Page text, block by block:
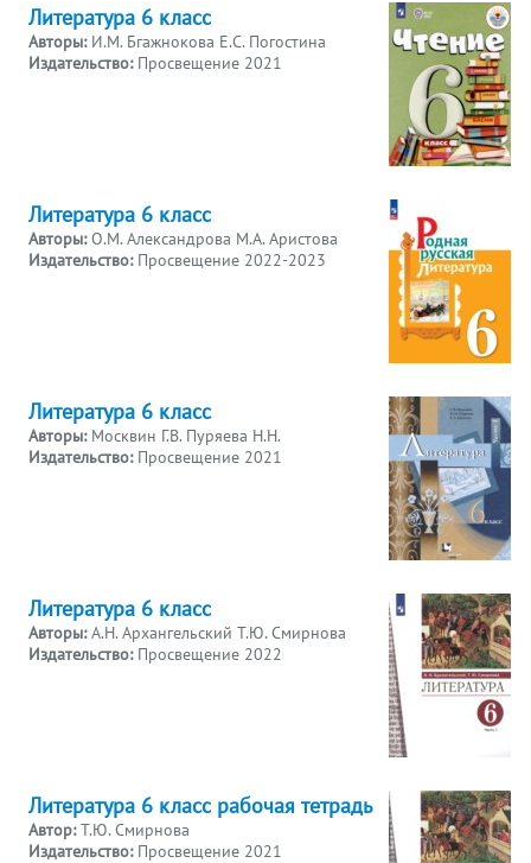
Литература 6 класс
Авторы: И.М. Бгажнокова Е.С. Погостина
Издательство: Просвещение 2021
Литература 6 класс
Авторы:О.М. Александрова М.А. Аристова
Издательство: Просвещение 2022-2023
Литература 6 класс
Авторы: Москвин Г.В. Пуряева Н.Н.
Издательство: Просвещение 2021
Литература 6 класс
Авторы:А.Н. Архангельский Т.Ю. Смирнова
Издательство: Просвещение 2022
Литература 6 класс рабочая тетрадь
Автор:Т.Ю. Смирнова
Издательство: Просвещение 2021